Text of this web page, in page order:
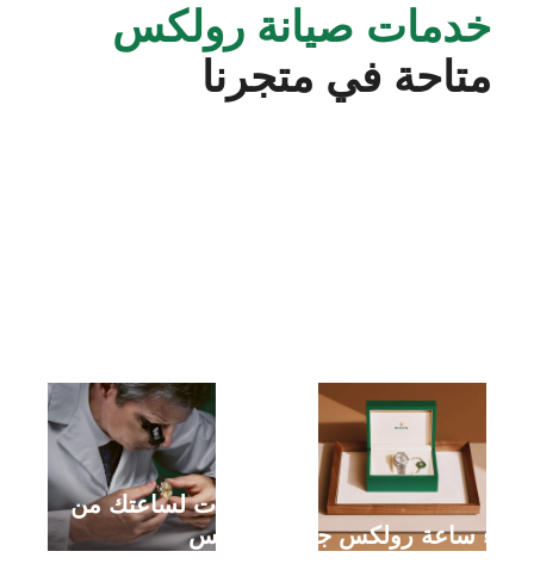
خدمات صيانة رولكس
متاحة في متجرنا
شراء ساعة رولكس جديدة
خدمات لساعتك من
رولكس